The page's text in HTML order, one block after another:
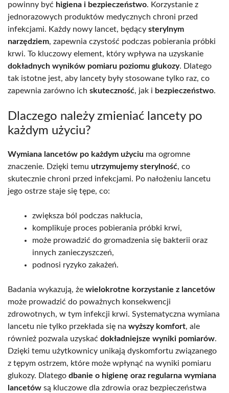
powinny być higiena i bezpieczeństwo. Korzystanie z
jednorazowych produktów medycznych chroni przed
infekcjami. Każdy nowy lancet, będący sterylnym
narzędziem, zapewnia czystość podczas pobierania próbki
krwi. To kluczowy element, który wpływa na uzyskanie
dokładnych wyników pomiaru poziomu glukozy. Dlatego
tak istotne jest, aby lancety były stosowane tylko raz, co
zapewnia zarówno ich skuteczność, jak i bezpieczeństwo.
Dlaczego należy zmieniać lancety po
każdym użyciu?
Wymiana lancetów po każdym użyciu ma ogromne
znaczenie. Dzięki temu utrzymujemy sterylność, co
skutecznie chroni przed infekcjami. Po nałożeniu lancetu
jego ostrze staje się tępe, co:
zwiększa ból podczas nakłucia,
komplikuje proces pobierania próbki krwi,
może prowadzić do gromadzenia się bakterii oraz
innych zanieczyszczeń,
podnosi ryzyko zakażeń.
Badania wykazują, że wielokrotne korzystanie z lancetów
może prowadzić do poważnych konsekwencji
zdrowotnych, w tym infekcji krwi. Systematyczna wymiana
lancetu nie tylko przekłada się na wyższy komfort, ale
również pozwala uzyskać dokładniejsze wyniki pomiarów.
Dzięki temu użytkownicy unikają dyskomfortu związanego
z tępym ostrzem, które może wpłynąć na wyniki pomiaru
glukozy. Dlatego dbanie o higienę oraz regularna wymiana
lancetów są kluczowe dla zdrowia oraz bezpieczeństwa